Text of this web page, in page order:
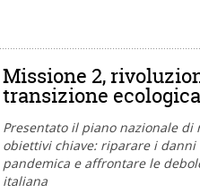
Missione 2,
transizione ecologica
Presentato il piano nazionale
obiettivi chiave: riparare i
pandemica e affrontare le
italiana